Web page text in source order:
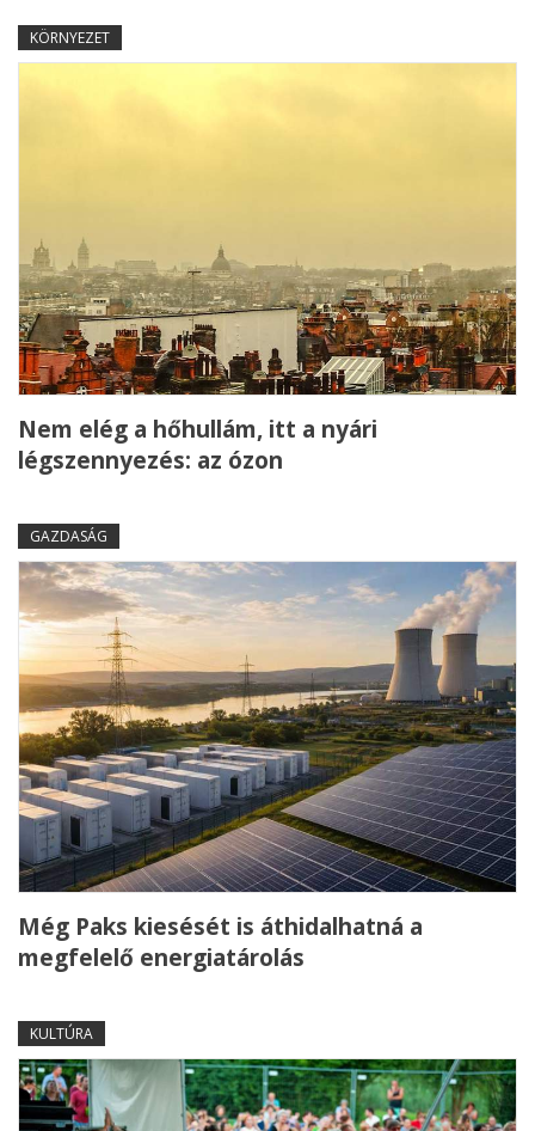
KÖRNYEZET
Nem elég a hőhullám, itt a nyári
légszennyezés: az ózon
GAZDASÁG
Még Paks kiesését is áthidalhatná a
megfelelő energiatárolás
KULTÚRA